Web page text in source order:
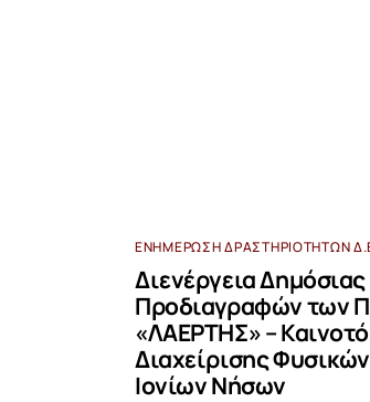
ΕΝΗΜΈΡΩΣΗ ΔΡΑΣΤΗΡΙΟΤΉΤΩΝ
Διενέργεια
Προδιαγραφών των
«ΛΑΕΡΤΗΣ» –
Διαχείρισης
Ιονίων Νήσων